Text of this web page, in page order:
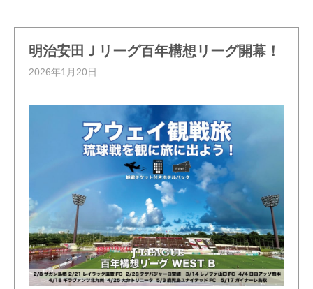
明治安田Ｊリーグ百年構想リーグ開幕！
2026年1月20日